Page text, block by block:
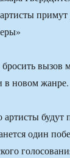
примут
вызов
в новом жанре.
будут
один